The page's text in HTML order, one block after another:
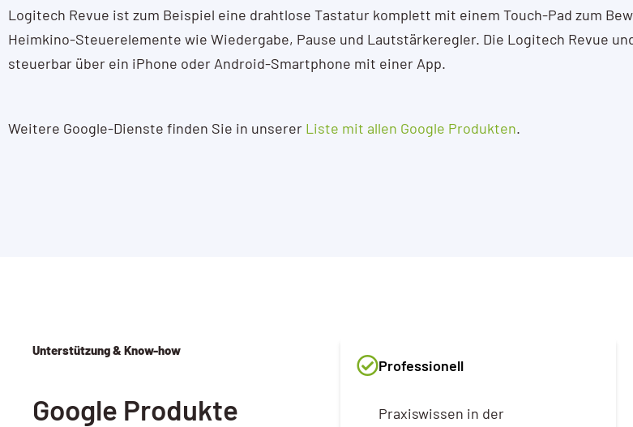
Logitech Revue ist zum Beispiel eine drahtlose Tastatur komplett mit einem Touch-Pad zum
Heimkino-Steuerelemente wie Wiedergabe, Pause und Lautstärkeregler. Die Logitech Revue
steuerbar über ein iPhone oder Android-Smartphone mit einer App.
Weitere Google-Dienste finden Sie in unserer Liste mit allen Google Produkten.
Unterstützung & Know-how
Google Produkte
Professionell
Praxiswissen in der